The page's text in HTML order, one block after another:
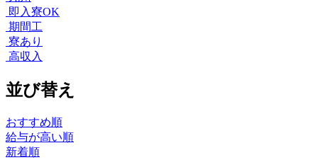
即入寮OK
期間工
寮あり
高収入
並び替え
おすすめ順
給与が高い順
新着順